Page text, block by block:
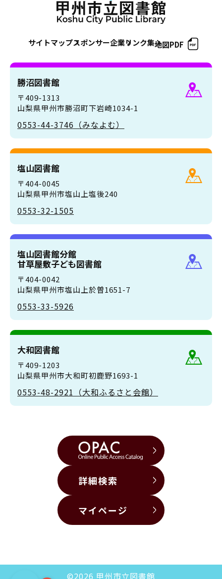
サイトマップスポンサー企業リンク集地図PDF
勝沼図書館
〒409-1313
山梨県甲州市勝沼町下岩崎1034-1
0553-44-3746（みなよむ）
塩山図書館
〒404-0045
山梨県甲州市塩山上塩後240
0553-32-1505
塩山図書館分館
甘草屋敷子ども図書館
〒404-0042
山梨県甲州市塩山上於曽1651-7
0553-33-5926
大和図書館
〒409-1203
山梨県甲州市大和町初鹿野1693-1
0553-48-2921（大和ふるさと会館）
詳細検索
マイページ
©2026 甲州市立図書館